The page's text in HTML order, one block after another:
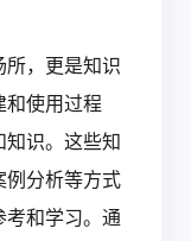
，更是知识
和使用过程
知识。这些知
例分析等方式
和学习。通